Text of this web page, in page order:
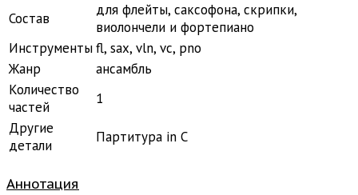
Состав
для флейты, саксофона, скрипки,
виолончели и фортепиано
Инструментыfl, sax, vln, vc, pno
Жанр
ансамбль
Количество
частей
1
Другие
детали
Партитура in C
Аннотация